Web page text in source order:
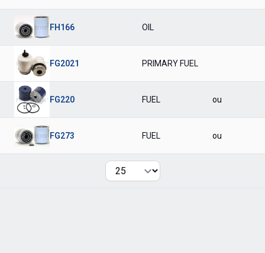
FH166 OIL
FG2021 PRIMARY FUEL
FG220 FUEL ou
FG273 FUEL ou